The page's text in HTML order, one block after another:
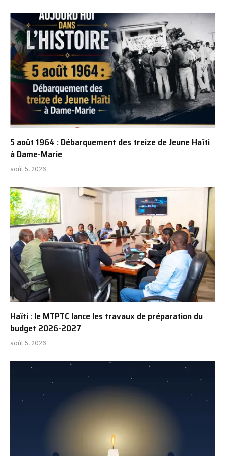
5 août 1964 : Débarquement des treize de Jeune Haïti
à Dame-Marie
août 5, 2026
Haïti : le MTPTC lance les travaux de préparation du
budget 2026-2027
août 5, 2026